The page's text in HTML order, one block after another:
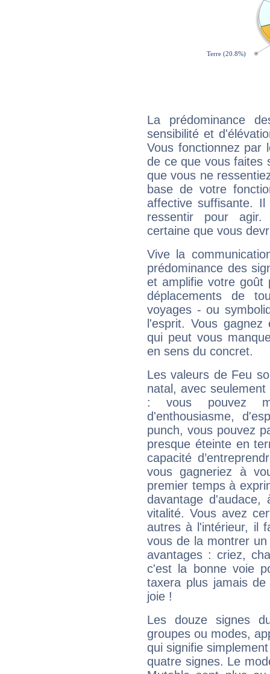
La prédominance
sensibilité et
Vous fonctionnez
de ce que vous faites
que vous ne
base de votre
affective suffisante.
ressentir pour agir.
certaine que vous
Vive la
prédominance des
et amplifie votre goût
déplacements de
voyages - ou
l'esprit. Vous
qui peut vous
en sens du concret.
Les valeurs de Feu
natal, avec
: vous pouvez
d'enthousiasme,
punch, vous pouvez
presque éteinte en
capacité
vous gagneriez à
premier temps à
davantage
vitalité. Vous avez
autres à l'intérieur, il
vous de la montrer
avantages : criez,
c'est la bonne voie
taxera plus jamais
joie !
Les douze signes
groupes ou modes,
qui signifie
quatre signes. Le